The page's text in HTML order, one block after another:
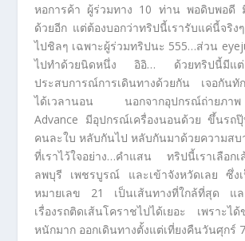
หอการค้า ผู้ร่วมทาง 10 ท่าน พอดิบพอดี
ด้วยอีก แต่ต้องบอกว่าทริปนี้เรารับแค่นี้จริง
ไปชิลๆ เฉพาะผู้ร่วมทริปนะ 555…ส่วน
ไปทำด้วยนิดหนึ่ง อิอิ… ด้วยทริปนี้มีแ
ประสบการณ์การเดินทางด้วยกัน เจอกันทั
ได้เวลานอน นอกจากอุปกรณ์ถ่ายภาพ
Advance มีอุปกรณ์เครื่องนอนด้วย ขึ้นรถ
คนละใบ หลับกันไป หลับกันมาด้วยความส
ที่เราไว้ใจอย่าง…คำแสน ทริปนี้เราเลือ
ลพบุรี เพชรบูรณ์ และเข้าจังหวัดเลย ซึ่งเ
หมายเลข 21 เป็นเส้นทางที่ใกล้ที่สุด แ
เรื่องรถติดเส้นโคราชไปได้เยอะ เพราะไ
หนักมาก ออกเดินทางตั้งแต่เที่ยงคืนวันศุกร์